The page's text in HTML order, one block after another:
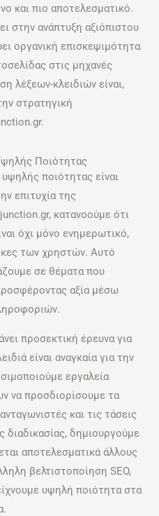
και πιο αποτελεσματικό.
στην ανάπτυξη αξιόπιστου
οργανική επισκεψιμότητα
στις μηχανές
λέξεων-κλειδιών είναι,
στρατηγική
Ποιότητας
ποιότητας είναι
επιτυχία της
κατανοούμε ότι
όχι μόνο ενημερωτικό,
των χρηστών. Αυτό
σε θέματα που
αξία μέσω
προσεκτική έρευνα για
είναι αναγκαία για την
εργαλεία
να προσδιορίσουμε τα
και τις τάσεις
δημιουργούμε
αποτελεσματικά άλλους
βελτιστοποίηση SEO,
υψηλή ποιότητα στα